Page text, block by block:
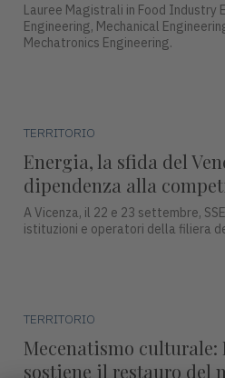
Lauree Magistrali in Food Industry
Engineering, Mechanical
Mechatronics Engineering.
TERRITORIO
Energia, la sfida del
dipendenza alla
A Vicenza, il 22 e 23 settembre,
istituzioni e operatori della filiera
TERRITORIO
Mecenatismo
sostiene il restauro del